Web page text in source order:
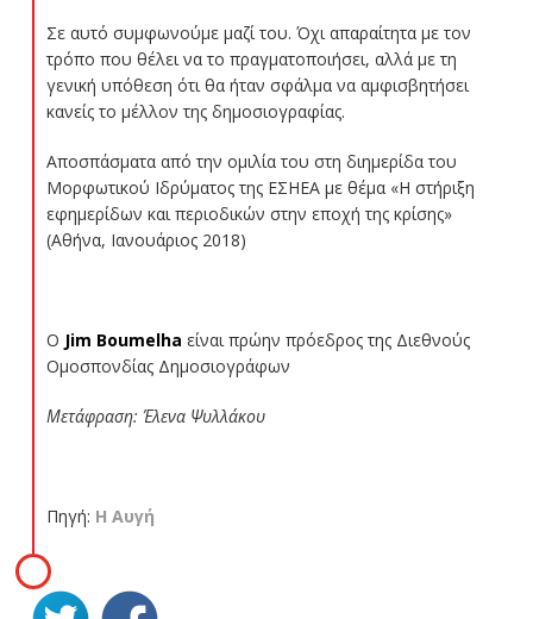
Σε αυτό συμφωνούμε μαζί του. Όχι απαραίτητα με τον
τρόπο που θέλει να το πραγματοποιήσει, αλλά με τη
γενική υπόθεση ότι θα ήταν σφάλμα να αμφισβητήσει
κανείς το μέλλον της δημοσιογραφίας.
Αποσπάσματα από την ομιλία του στη διημερίδα του
Μορφωτικού Ιδρύματος της ΕΣΗΕΑ με θέμα «Η στήριξη
εφημερίδων και περιοδικών στην εποχή της κρίσης»
(Αθήνα, Ιανουάριος 2018)
Ο Jim Boumelha είναι πρώην πρόεδρος της Διεθνούς
Ομοσπονδίας Δημοσιογράφων
Μετάφραση: Έλενα Ψυλλάκου
Πηγή: Η Αυγή